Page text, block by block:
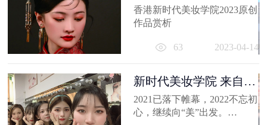
2023原创作品...
香港新时代美妆学院2023原创
作品赏析
63 2023-04-14
新时代美妆学院 来自
2021的回忆
2021已落下帷幕，2022不忘初
心，继续向“美”出发。